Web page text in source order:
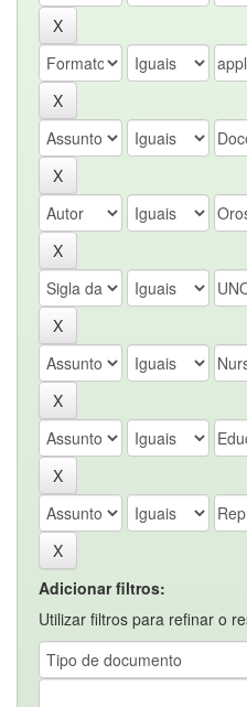
Adicionar filtros:
Utilizar filtros para refinar o